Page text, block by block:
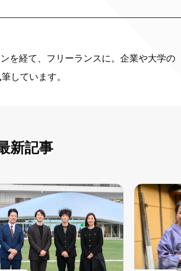
を経て、フリーランスに。企業や大学の
しています。
新記事